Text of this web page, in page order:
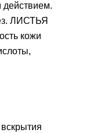
действием.
ЛИСТЬЯ
кожи